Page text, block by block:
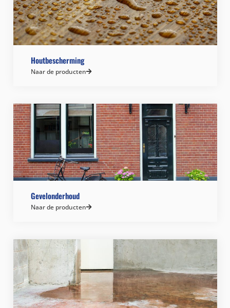
Houtbescherming
Naar de producten
Gevelonderhoud
Naar de producten